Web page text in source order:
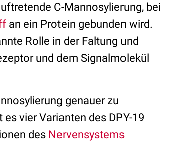
C-Mannosylierung, bei
an ein Protein gebunden wird.
Rolle in der Faltung und
und dem Signalmolekül
genauer zu
vier Varianten des DPY-19
des Nervensystems